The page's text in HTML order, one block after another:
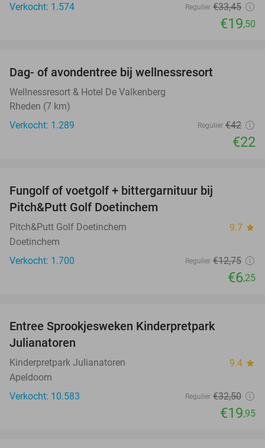
Verkocht: 1.574
Regulier €33,45
€19,50
Dag- of avondentree bij wellnessresort
Wellnessresort & Hotel De Valkenberg
Rheden (7 km)
Verkocht: 1.289
Regulier €42
€22
Fungolf of voetgolf + bittergarnituur bij
Pitch&Putt Golf Doetinchem
Pitch&Putt Golf Doetinchem 9.7 star
Doetinchem
Verkocht: 1.700
Regulier €12,75
€6,25
Entree Sprookjesweken Kinderpretpark
Julianatoren
Kinderpretpark Julianatoren 9.4 star
Apeldoorn
Verkocht: 10.583
Regulier €32,50
€19,95